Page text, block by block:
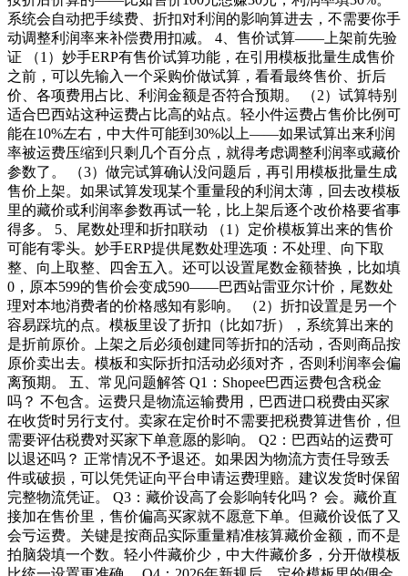
系统会自动把手续费、折扣对利润的影响算进去，不需要你手
动调整利润率来补偿费用扣减。 4、售价试算——上架前先验
证 （1）妙手ERP有售价试算功能，在引用模板批量生成售价
之前，可以先输入一个采购价做试算，看看最终售价、折后
价、各项费用占比、利润金额是否符合预期。 （2）试算特别
适合巴西站这种运费占比高的站点。轻小件运费占售价比例可
能在10%左右，中大件可能到30%以上——如果试算出来利润
率被运费压缩到只剩几个百分点，就得考虑调整利润率或藏价
参数了。 （3）做完试算确认没问题后，再引用模板批量生成
售价上架。如果试算发现某个重量段的利润太薄，回去改模板
里的藏价或利润率参数再试一轮，比上架后逐个改价格要省事
得多。 5、尾数处理和折扣联动 （1）定价模板算出来的售价
可能有零头。妙手ERP提供尾数处理选项：不处理、向下取
整、向上取整、四舍五入。还可以设置尾数金额替换，比如填
0，原本599的售价会变成590——巴西站雷亚尔计价，尾数处
理对本地消费者的价格感知有影响。 （2）折扣设置是另一个
容易踩坑的点。模板里设了折扣（比如7折），系统算出来的
是折前原价。上架之后必须创建同等折扣的活动，否则商品按
原价卖出去。模板和实际折扣活动必须对齐，否则利润率会偏
离预期。 五、常见问题解答 Q1：Shopee巴西运费包含税金
吗？ 不包含。运费只是物流运输费用，巴西进口税费由买家
在收货时另行支付。卖家在定价时不需要把税费算进售价，但
需要评估税费对买家下单意愿的影响。 Q2：巴西站的运费可
以退还吗？ 正常情况不予退还。如果因为物流方责任导致丢
件或破损，可以凭凭证向平台申请运费理赔。建议发货时保留
完整物流凭证。 Q3：藏价设高了会影响转化吗？ 会。藏价直
接加在售价里，售价偏高买家就不愿意下单。但藏价设低了又
会亏运费。关键是按商品实际重量精准核算藏价金额，而不是
拍脑袋填一个数。轻小件藏价少，中大件藏价多，分开做模板